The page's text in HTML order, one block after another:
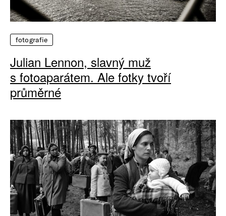
fotografie
Julian Lennon, slavný muž
s fotoaparátem. Ale fotky tvoří
průměrné